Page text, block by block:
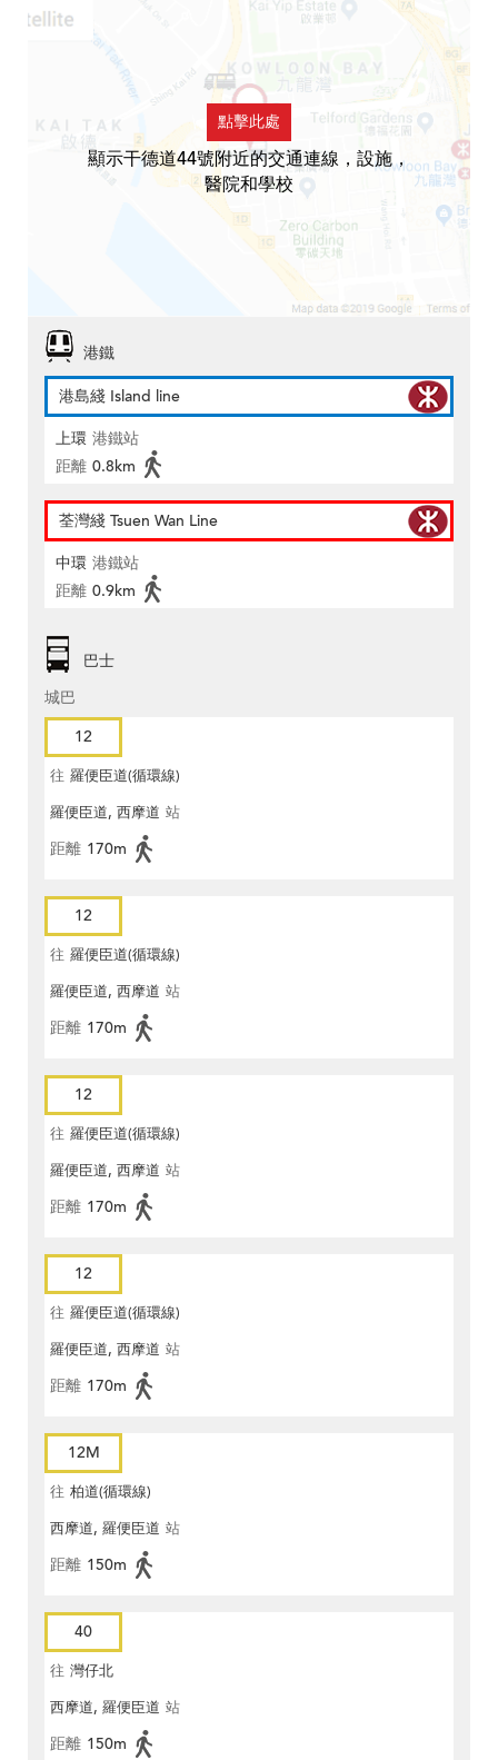
點擊此處
顯示干德道44號附近的交通連線，設施，
醫院和學校
港鐵
港島綫 Island line
上環 港鐵站
距離 0.8km
荃灣綫 Tsuen Wan Line
中環 港鐵站
距離 0.9km
巴士
城巴
12
往 羅便臣道(循環線)
羅便臣道, 西摩道 站
距離 170m
12
往 羅便臣道(循環線)
羅便臣道, 西摩道 站
距離 170m
12
往 羅便臣道(循環線)
羅便臣道, 西摩道 站
距離 170m
12
往 羅便臣道(循環線)
羅便臣道, 西摩道 站
距離 170m
12M
往 柏道(循環線)
西摩道, 羅便臣道 站
距離 150m
40
往 灣仔北
西摩道, 羅便臣道 站
距離 150m